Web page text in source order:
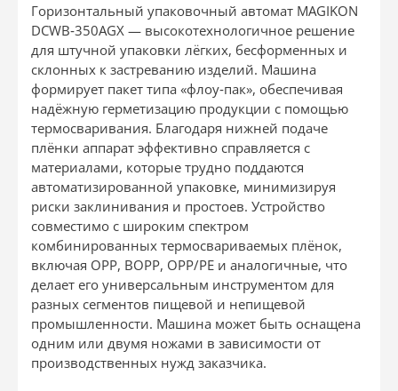
Горизонтальный упаковочный автомат MAGIKON
DCWB‐350AGX — высокотехнологичное решение
для штучной упаковки лёгких, бесформенных и
склонных к застреванию изделий. Машина
формирует пакет типа «флоу‐пак», обеспечивая
надёжную герметизацию продукции с помощью
термосваривания. Благодаря нижней подаче
плёнки аппарат эффективно справляется с
материалами, которые трудно поддаются
автоматизированной упаковке, минимизируя
риски заклинивания и простоев. Устройство
совместимо с широким спектром
комбинированных термосвариваемых плёнок,
включая ОРР, ВОРР, ОРР/РЕ и аналогичные, что
делает его универсальным инструментом для
разных сегментов пищевой и непищевой
промышленности. Машина может быть оснащена
одним или двумя ножами в зависимости от
производственных нужд заказчика.